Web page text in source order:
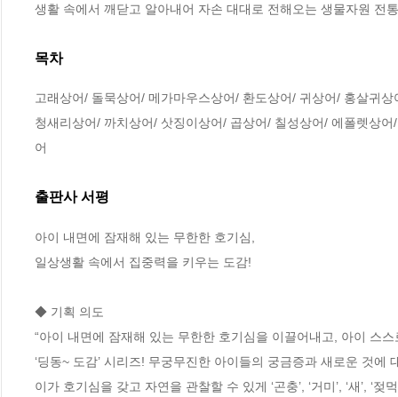
생활 속에서 깨닫고 알아내어 자손 대대로 전해오는 생물자원 전
목차
고래상어/ 돌묵상어/ 메가마우스상어/ 환도상어/ 귀상어/ 홍살귀
청새리상어/ 까치상어/ 삿징이상어/ 곱상어/ 칠성상어/ 에폴렛상
어
출판사 서평
아이 내면에 잠재해 있는 무한한 호기심,
일상생활 속에서 집중력을 키우는 도감!
◆ 기획 의도
“아이 내면에 잠재해 있는 무한한 호기심을 이끌어내고, 아이 스
‘딩동~ 도감’ 시리즈! 무궁무진한 아이들의 궁금증과 새로운 것
이가 호기심을 갖고 자연을 관찰할 수 있게 ‘곤충’, ‘거미’, ‘새’, ‘